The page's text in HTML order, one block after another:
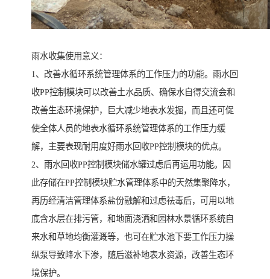
雨水收集使用意义：
1、改善水循环系统管理体系的工作压力的功能。雨水回
收PP控制模块可以改善土水品质、确保水自得交流会和
改善生态环境保护，巨大减少地表水发掘，而且还可促
使全体人员的地表水循环系统管理体系的工作压力缓
解，主要表现耐用度好雨水回收PP控制模块的优点。
2、雨水回收PP控制模块储水罐过虑后再运用功能。因
此存储在PP控制模块贮水管理体系中的天然集聚降水，
再历经清洁管理体系盐份融解和过虑祛毒后，可用以地
底含水层在排污管，和地面浇洒和园林水景循环系统自
来水和草地均衡灌溉等，也可在贮水池下要工作压力操
纵泵导致降水下渗，随后滋补地表水资源，改善生态环
境保护。